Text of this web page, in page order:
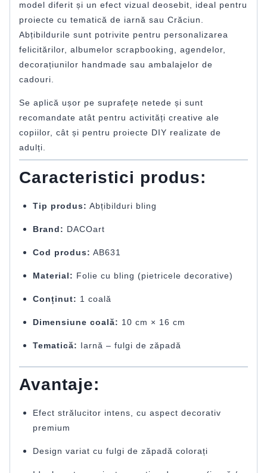
model diferit și un efect vizual deosebit, ideal pentru
proiecte cu tematică de iarnă sau Crăciun.
Abțibildurile sunt potrivite pentru personalizarea
felicitărilor, albumelor scrapbooking, agendelor,
decorațiunilor handmade sau ambalajelor de
cadouri.
Se aplică ușor pe suprafețe netede și sunt
recomandate atât pentru activități creative ale
copiilor, cât și pentru proiecte DIY realizate de
adulți.
Caracteristici produs:
Tip produs: Abțibilduri bling
Brand: DACOart
Cod produs: AB631
Material: Folie cu bling (pietricele decorative)
Conținut: 1 coală
Dimensiune coală: 10 cm × 16 cm
Tematică: Iarnă – fulgi de zăpadă
Avantaje:
Efect strălucitor intens, cu aspect decorativ
premium
Design variat cu fulgi de zăpadă colorați